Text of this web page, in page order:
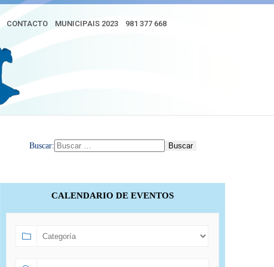
CONTACTO MUNICIPAIS 2023 981 377 668
Buscar:
CALENDARIO DE EVENTOS